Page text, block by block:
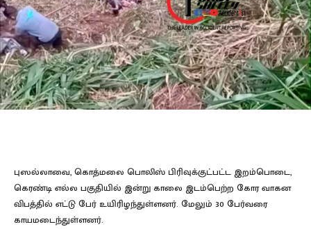
புஸல்லாவை, கொத்மலை பொலிஸ் பிரிவுக்குட்பட்ட இறம்பொடை,
கெரண்டி எல்ல பகுதியில் இன்று காலை இடம்பெற்ற கோர வாகன
விபத்தில் எட்டு பேர் உயிரிழந்துள்ளனர். மேலும் 30 பேர்வரை
காயமடைந்துள்ளனர்.